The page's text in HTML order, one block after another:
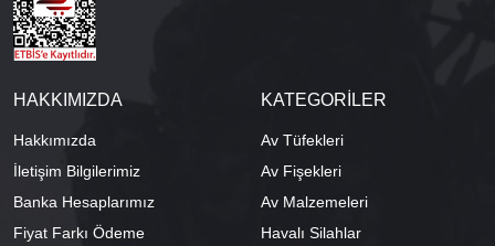
HAKKIMIZDA
Hakkımızda
İletişim Bilgilerimiz
Banka Hesaplarımız
Fiyat Farkı Ödeme
KATEGORİLER
Av Tüfekleri
Av Fişekleri
Av Malzemeleri
Havalı Silahlar